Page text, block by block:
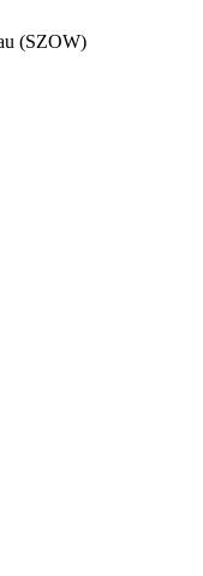
(SZOW)